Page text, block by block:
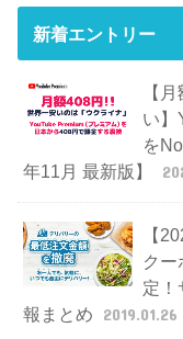
新着エントリー
【
い】
を
年11月 最新版】
【
ク
定！
報まとめ
2019.01.26